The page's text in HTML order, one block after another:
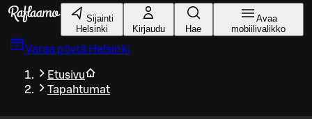
Siirry pääsisältöön
Sijainti
Helsinki
Kirjaudu Hae
Avaa
mobiilivalikko
Varaa pöytä Helsinki
Etusivu
Tapahtumat